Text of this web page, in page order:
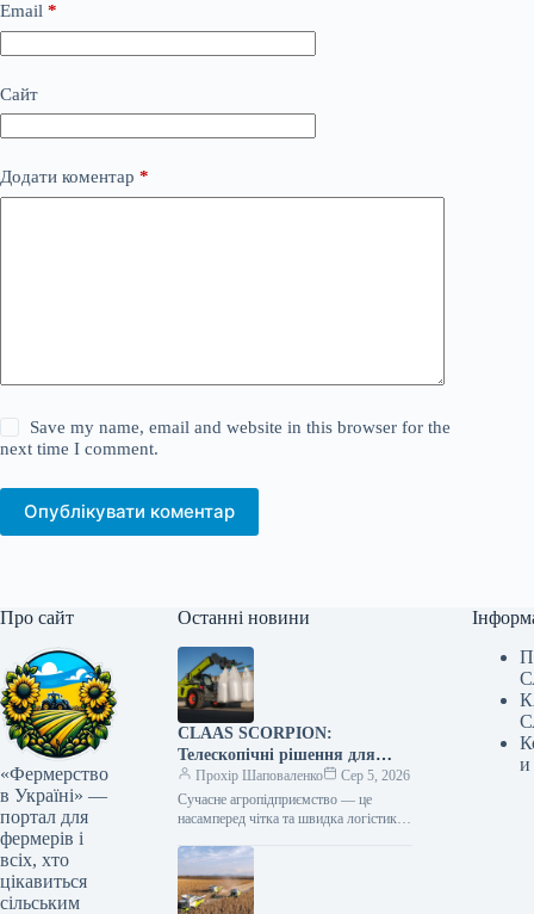
Email *
Сайт
Додати коментар *
Save my name, email and website in this browser for the
next time I comment.
Опублікувати коментар
Про сайт
«Фермерство
в Україні» —
портал для
фермерів і
всіх, хто
цікавиться
сільським
Останні новини
CLAAS SCORPION:
Телескопічні рішення для
ефективного агрологістичного
менеджменту
Прохір Шаповаленко
Сер 5, 2026
Сучасне агропідприємство — це
насамперед чітка та швидка логістика.
тисяч тонн зерна, робота з
біогазовими…
и